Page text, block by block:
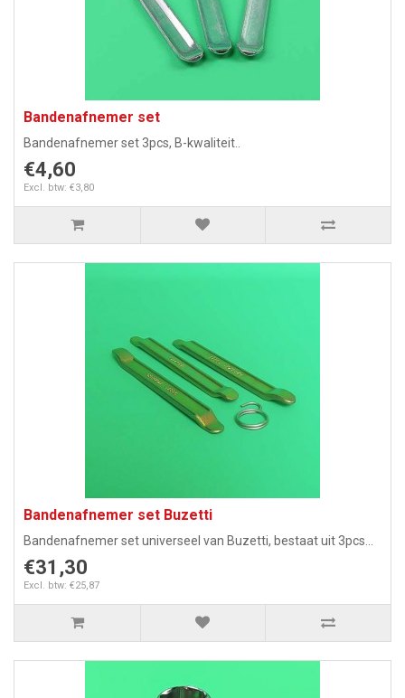
Bandenafnemer set
Bandenafnemer set 3pcs, B-kwaliteit..
€4,60
Excl. btw: €3,80
Bandenafnemer set Buzetti
Bandenafnemer set universeel van Buzetti, bestaat uit 3pcs...
€31,30
Excl. btw: €25,87